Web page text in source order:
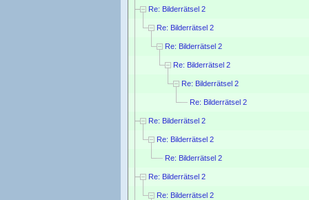
Re: Bilderrätsel 2
Re: Bilderrätsel 2
Re: Bilderrätsel 2
Re: Bilderrätsel 2
Re: Bilderrätsel 2
Re: Bilderrätsel 2
Re: Bilderrätsel 2
Re: Bilderrätsel 2
Re: Bilderrätsel 2
Re: Bilderrätsel 2
Re: Bilderrätsel 2